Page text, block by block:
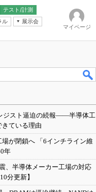
テスト/計測
ル
展示会
マイページ
ジスト逼迫の続報――半導体工
ている理由
場が閉鎖へ 「6インチライン維
年
、半導体メーカー工場の対応
分更新】